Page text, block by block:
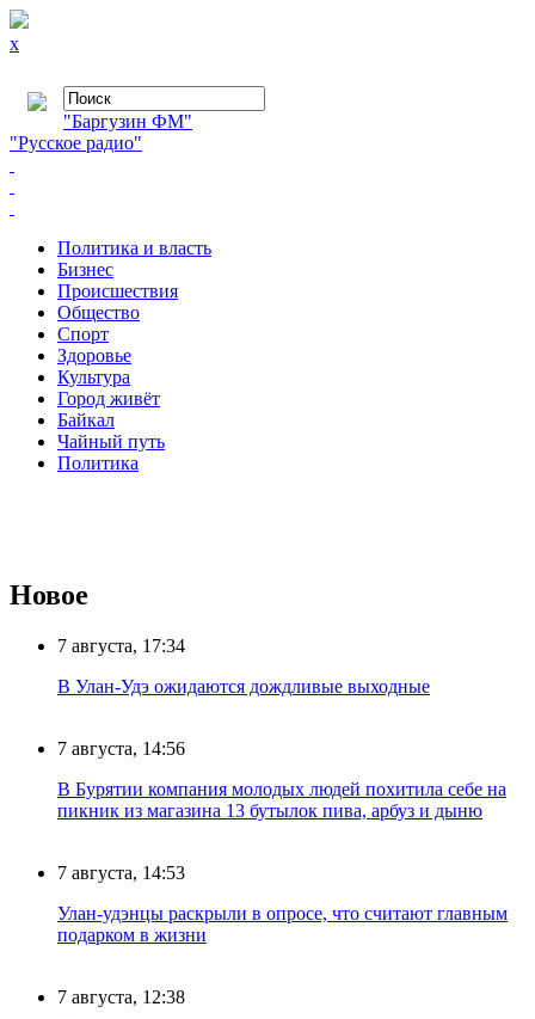
x
"Баргузин ФМ"
"Русское радио"
Политика и власть
Бизнес
Происшествия
Общество
Cпорт
Здоровье
Культура
Город живёт
Байкал
Чайный путь
Политика
Новое
7 августа, 17:34
В Улан-Удэ ожидаются дождливые выходные
7 августа, 14:56
В Бурятии компания молодых людей похитила себе на
пикник из магазина 13 бутылок пива, арбуз и дыню
7 августа, 14:53
Улан-удэнцы раскрыли в опросе, что считают главным
подарком в жизни
7 августа, 12:38